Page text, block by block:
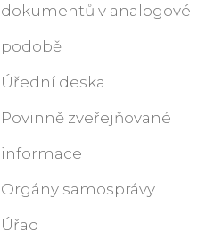
dokumentů v analogové
podobě
Úřední deska
Povinně zveřejňované
informace
Orgány samosprávy
Úřad